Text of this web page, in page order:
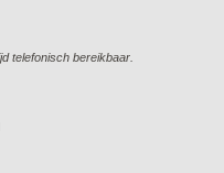
telefonisch bereikbaar.